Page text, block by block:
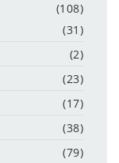
(108)
(31)
(2)
(23)
(17)
(38)
(79)